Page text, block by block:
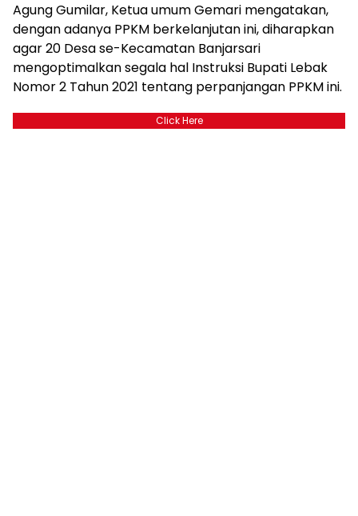
Agung Gumilar, Ketua umum Gemari mengatakan,
dengan adanya PPKM berkelanjutan ini, diharapkan
agar 20 Desa se-Kecamatan Banjarsari
mengoptimalkan segala hal Instruksi Bupati Lebak
Nomor 2 Tahun 2021 tentang perpanjangan PPKM ini.
Click Here